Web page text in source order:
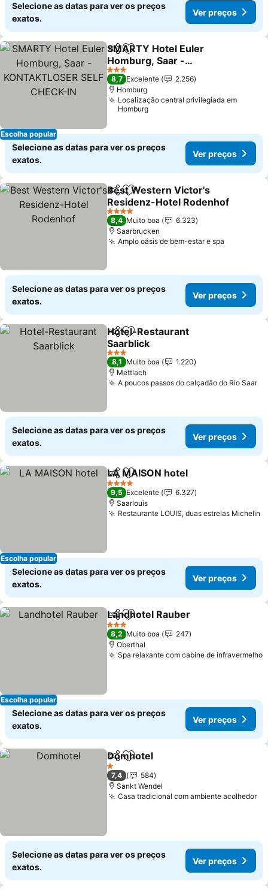
Selecione as datas para ver os preços
exatos.
Ver preços
Escolha popular
PartilharAdicionar aos favoritos
SMARTY Hotel Euler
Homburg, Saar -
KONTAKTLOSER SELF
CHECK-IN
3 Estrelas
8,7 Excelente
2.256
Homburg
Localização central privilegiada em
Homburg
Selecione as datas para ver os preços
exatos.
Ver preços
PartilharAdicionar aos favoritos
Best Western Victor's
Residenz-Hotel Rodenhof
4 Estrelas
8,4 Muito boa
6.323
Saarbrucken
Amplo oásis de bem-estar e spa
Selecione as datas para ver os preços
exatos.
Ver preços
PartilharAdicionar aos favoritos
Hotel-Restaurant
Saarblick
3 Estrelas
8,1 Muito boa
1.220
Mettlach
A poucos passos do calçadão do Rio Saar
Selecione as datas para ver os preços
exatos.
Ver preços
Escolha popular
PartilharAdicionar aos favoritos
LA MAISON hotel
4 Estrelas
9,5 Excelente
6.327
Saarlouis
Restaurante LOUIS, duas estrelas Michelin
Selecione as datas para ver os preços
exatos.
Ver preços
Escolha popular
PartilharAdicionar aos favoritos
Landhotel Rauber
3 Estrelas
8,2 Muito boa
247
Oberthal
Spa relaxante com cabine de infravermelho
Selecione as datas para ver os preços
exatos.
Ver preços
PartilharAdicionar aos favoritos
Domhotel
1 Estrelas
7,4
584
Sankt Wendel
Casa tradicional com ambiente acolhedor
Selecione as datas para ver os preços
exatos.
Ver preços